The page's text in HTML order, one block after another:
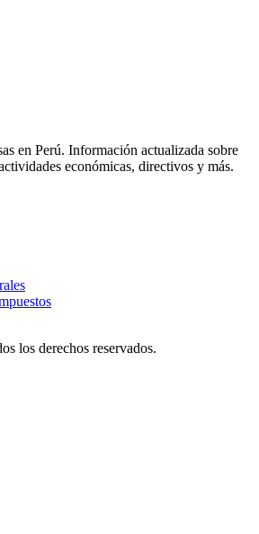
en Perú. Información actualizada sobre
económicas, directivos y más.
los derechos reservados.